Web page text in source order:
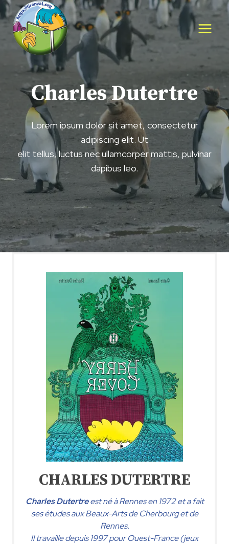
Aller
au
contenu
Charles Dutertre
Lorem ipsum dolor sit amet, consectetur
adipiscing elit. Ut
elit tellus, luctus nec ullamcorper mattis, pulvinar
dapibus leo.
CHARLES DUTERTRE
Charles Dutertreest né à Rennes en 1972 et a fait
ses études aux Beaux-Arts de Cherbourg et de
Rennes.
Il travaille depuis 1997 pour Ouest-France (jeux